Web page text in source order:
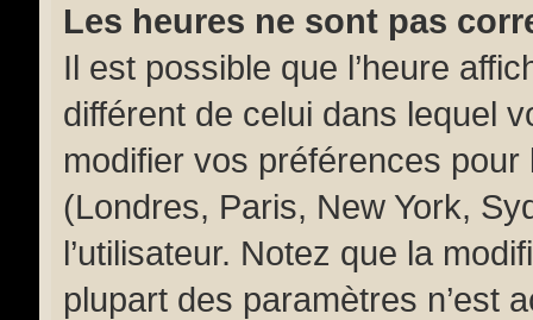
Les heures ne sont pas
Il est possible que l’heure
différent de celui dans lequel
modifier vos préférences
(Londres, Paris, New York,
l’utilisateur. Notez que la
plupart des paramètres n’est